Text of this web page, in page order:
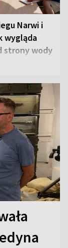
Narwi i
wygląda
strony wody